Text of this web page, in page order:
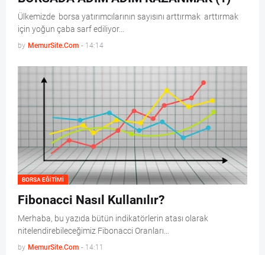
Ülkemizde borsa yatırımcılarının sayısını arttırmak arttırmak
için yoğun çaba sarf ediliyor…
by MemurSite.Com - 14:14
BORSA EĞITIMI
Fibonacci Nasıl Kullanılır?
Merhaba, bu yazıda bütün indikatörlerin atası olarak
nitelendirebileceğimiz Fibonacci Oranları…
by MemurSite.Com - 14:11